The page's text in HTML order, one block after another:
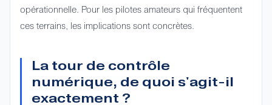
opérationnelle. Pour les pilotes amateurs qui fréquentent
ces terrains, les implications sont concrètes.
La tour de contrôle
numérique, de quoi s'agit-il
exactement ?